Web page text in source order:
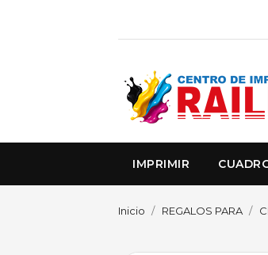
IMPRIMIR
Inicio REGALOS PARA